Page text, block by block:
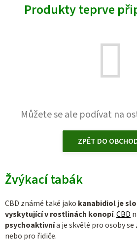
Produkty teprve
Můžete se ale podívat na
ZPĚT DO
Žvýkací tabák
CBD známé také jako kanabidiol je
vyskytující v rostlinách konopí.CBD
psychoaktivnía je skvělé pro osoby
nebo pro řidiče.